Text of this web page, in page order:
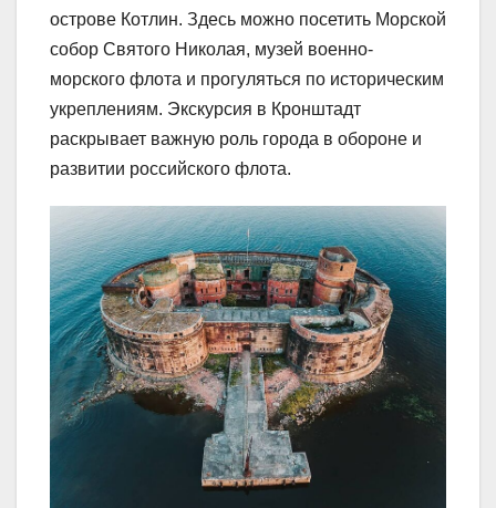
острове Котлин. Здесь можно посетить Морской
собор Святого Николая, музей военно-
морского флота и прогуляться по историческим
укреплениям. Экскурсия в Кронштадт
раскрывает важную роль города в обороне и
развитии российского флота.